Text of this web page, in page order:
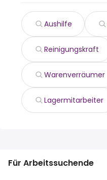
Aushilfe
Reinigungskraft
Warenverräumer
Lagermitarbeiter
Für Arbeitssuchende